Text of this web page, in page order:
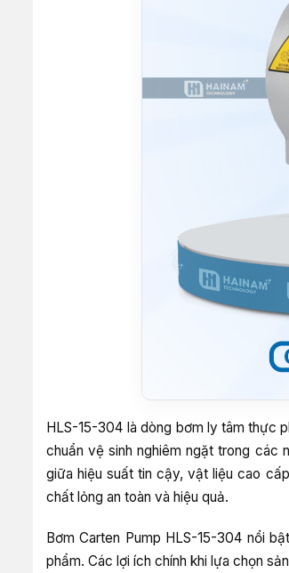
HLS-15-304 là dòng bơm ly tâm thực
chuẩn vệ sinh nghiêm ngặt trong các
giữa hiệu suất tin cậy, vật liệu cao
chất lỏng an toàn và hiệu quả.
Bơm Carten Pump HLS-15-304 nổi
phẩm. Các lợi ích chính khi lựa chọn